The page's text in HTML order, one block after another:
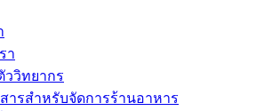
า
ววิทยากร
ารสำหรับจัดการร้านอาหาร